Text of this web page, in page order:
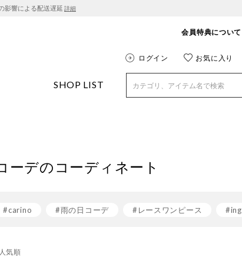
影響による配送遅延 詳細
会員特典について
ログイン お気に入り
SHOP LIST
ーデのコーディネート
#carino #雨の日コーデ #レースワンピース
#ing
人気順